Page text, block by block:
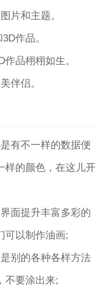
和主题。
作品。
品栩栩如生。
伴侣。
有不一样的数据便
样的颜色，在这儿开
面提升丰富多彩的
可以制作油画;
别的各种各样方法
不要涂出来;